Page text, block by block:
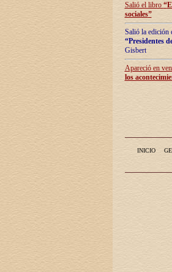
Salió el libro “
sociales”
Salió la edición
“Presidentes
Gisbert
Apareció en
los
INICIO